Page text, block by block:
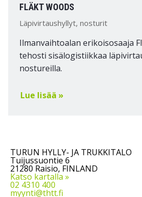
FLÄKT WOODS
Läpivirtaushyllyt, nosturit
Ilmanvaihtoalan erikoisosaaja
tehosti sisälogistiikkaa
nostureilla.
Lue lisää »
TURUN HYLLY- JA TRUKKITALO
Tuijussuontie 6
21280 Raisio, FINLAND
Katso kartalla »
02 4310 400
myynti@thtt.fi